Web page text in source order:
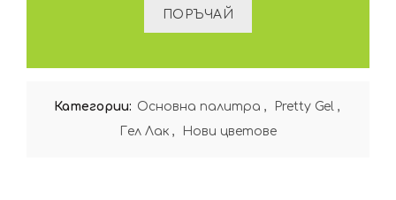
Категории: Oсновна палитра , Pretty Gel ,
Гел Лак , Нови цветове